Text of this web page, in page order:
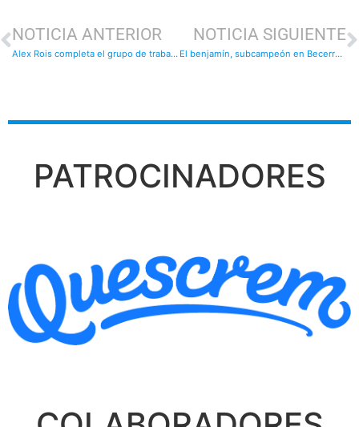
NOTICIA ANTERIOR
Alex Rois completa el grupo de trabajo de técnicos
NOTICIA SIGUIENTE
El benjamín, subcampeón en Becerreá: resultados del fin de semana
PATROCINADORES